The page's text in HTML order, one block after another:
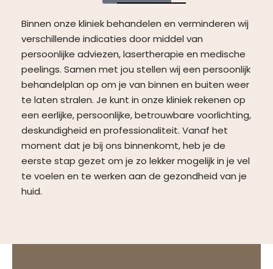
Binnen onze kliniek behandelen en verminderen wij
verschillende indicaties door middel van
persoonlijke adviezen, lasertherapie en medische
peelings. Samen met jou stellen wij een persoonlijk
behandelplan op om je van binnen en buiten weer
te laten stralen. Je kunt in onze kliniek rekenen op
een eerlijke, persoonlijke, betrouwbare voorlichting,
deskundigheid en professionaliteit. Vanaf het
moment dat je bij ons binnenkomt, heb je de
eerste stap gezet om je zo lekker mogelijk in je vel
te voelen en te werken aan de gezondheid van je
huid.